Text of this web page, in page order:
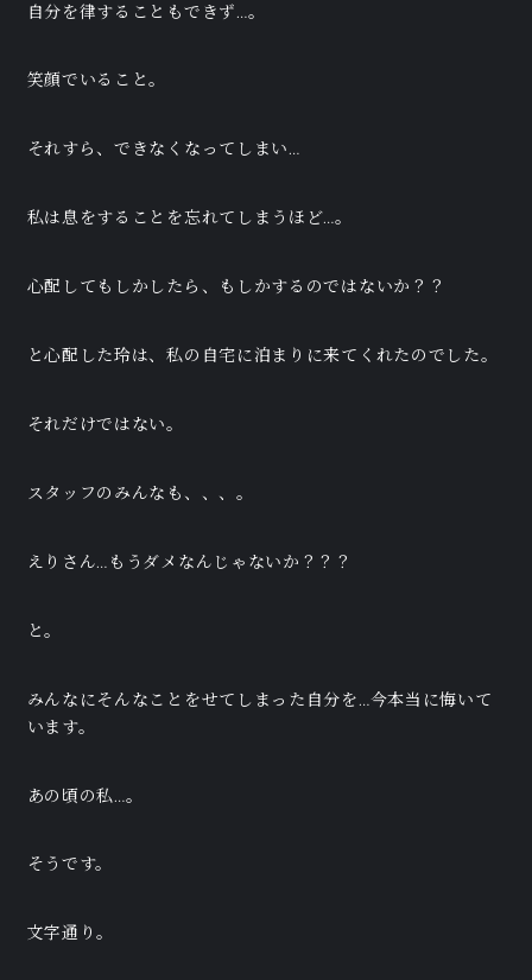
自分を律することもできず…。
笑顔でいること。
それすら、できなくなってしまい…
私は息をすることを忘れてしまうほど…。
心配してもしかしたら、もしかするのではないか？？
と心配した玲は、私の自宅に泊まりに来てくれたのでした。
それだけではない。
スタッフのみんなも、、、。
えりさん…もうダメなんじゃないか？？？
と。
みんなにそんなことをせてしまった自分を…今本当に悔いて
います。
あの頃の私…。
そうです。
文字通り。